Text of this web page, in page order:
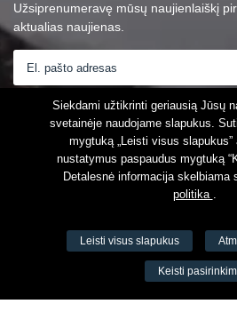
Užsiprenumeravę mūsų naujienlaiškį
aktualias naujienas.
Susipažinau suPrivatumo politika
VŠĮ Fitneso mokymo centras
Siekdami užtikrinti geriausią Jūsų
svetainėje naudojame slapukus.
mygtuką „Leisti visus
nustatymus paspaudus mygtuką
Detalesnė informacija skelbiama
politika .
Leisti visus slapukus
Keisti